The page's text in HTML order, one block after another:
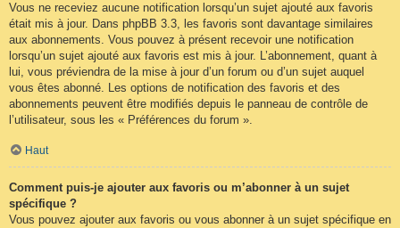
Vous ne receviez aucune notification lorsqu’un sujet ajouté aux favoris
était mis à jour. Dans phpBB 3.3, les favoris sont davantage similaires
aux abonnements. Vous pouvez à présent recevoir une notification
lorsqu’un sujet ajouté aux favoris est mis à jour. L’abonnement, quant à
lui, vous préviendra de la mise à jour d’un forum ou d’un sujet auquel
vous êtes abonné. Les options de notification des favoris et des
abonnements peuvent être modifiés depuis le panneau de contrôle de
l’utilisateur, sous les « Préférences du forum ».
Haut
Comment puis-je ajouter aux favoris ou m’abonner à un sujet
spécifique ?
Vous pouvez ajouter aux favoris ou vous abonner à un sujet spécifique en